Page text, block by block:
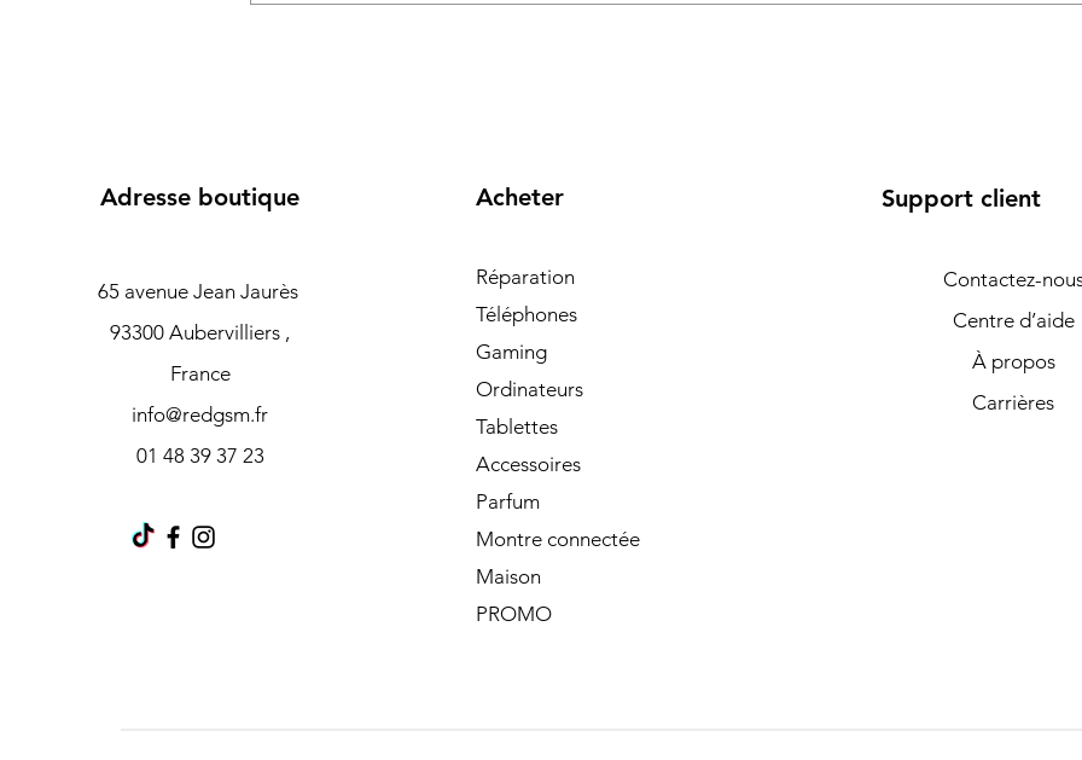
Adresse boutique
65 avenue Jean Jaurès
93300 Aubervilliers ,
France
info@redgsm.fr
01 48 39 37 23
Acheter
Réparation
Téléphones
Gaming
Ordinateurs
Tablettes
Accessoires
Parfum
Montre connectée
Maison
PROMO
Support client
Contactez-
Centre d’aide
À propos
Carrières